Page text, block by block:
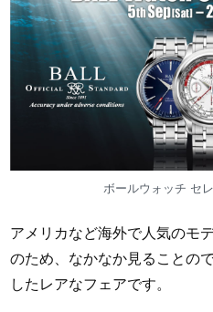
お問い
ボールウォッチ セ
アメリカなど海外で人気のモ
のため、なかなか見ることの
したレアなフェアです。